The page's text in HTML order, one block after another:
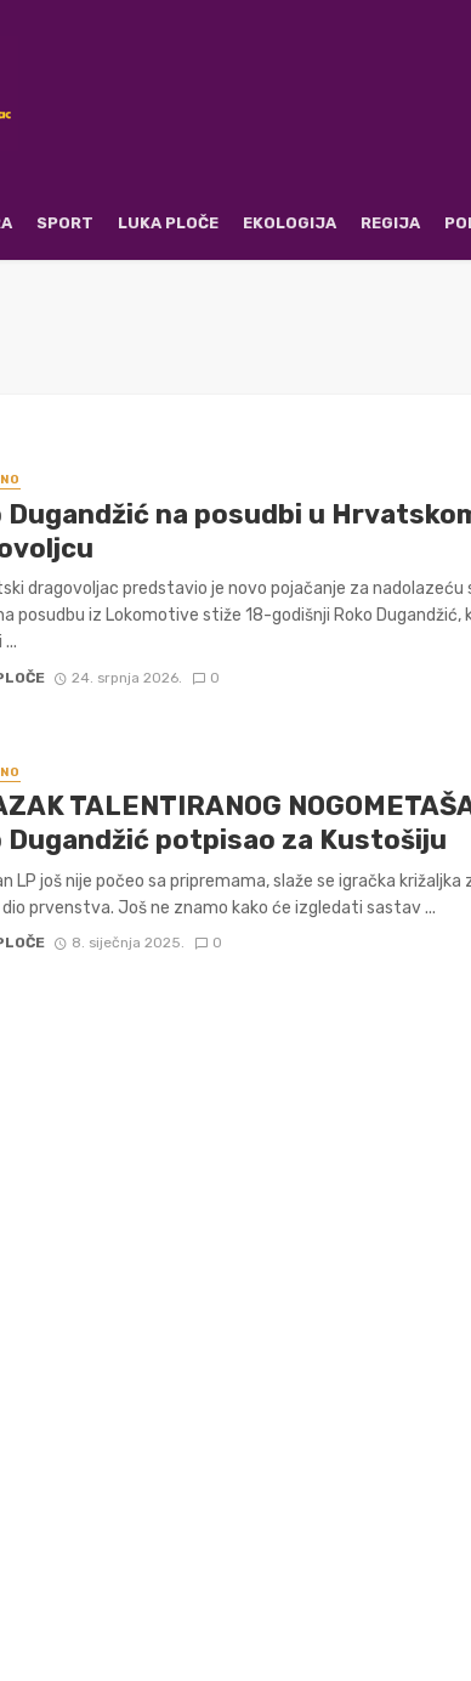
SPORT LUKA PLOČE EKOLOGIJA REGIJA
Dugandžić na posudbi u
dragovoljac predstavio je novo pojačanje za nadolazeću
posudbu iz Lokomotive stiže 18-godišnji Roko Dugandžić,
24. srpnja 2026. 0
TALENTIRANOG
Dugandžić potpisao za Kustošiju
LP još nije počeo sa pripremama, slaže se igračka križaljka
prvenstva. Još ne znamo kako će izgledati sastav ...
8. siječnja 2025. 0